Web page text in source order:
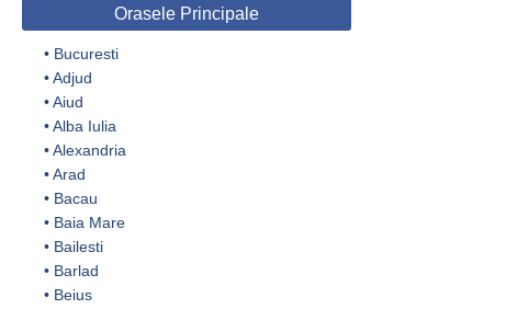
Orasele Principale
• Bucuresti
•Adjud
•Aiud
•Alba Iulia
•Alexandria
•Arad
• Bacau
• Baia Mare
• Bailesti
• Barlad
• Beius